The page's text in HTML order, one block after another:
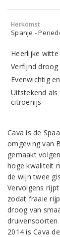
Herkomst
Spanje -
Heerlijke
Verfijnd
Evenwichtig
Uitstekend
citroenijs
Cava is de
omgeving van
gemaakt
hoge kwaliteit
de wijn twee
Vervolgens
zodat fraaie
droog van
druivensoorten
2014 is Cava